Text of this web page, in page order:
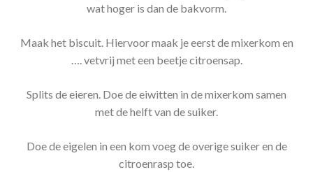
wat hoger is dan de bakvorm.
Maak het biscuit. Hiervoor maak je eerst de mixerkom en
…. vetvrij met een beetje citroensap.
Splits de eieren. Doe de eiwitten in de mixerkom samen
met de helft van de suiker.
Doe de eigelen in een kom voeg de overige suiker en de
citroenrasp toe.